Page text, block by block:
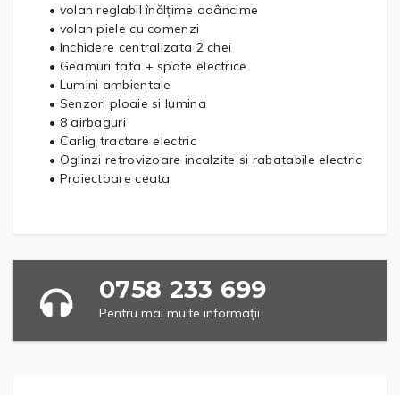
• volan reglabil înălțime adâncime
• volan piele cu comenzi
• Inchidere centralizata 2 chei
• Geamuri fata + spate electrice
• Lumini ambientale
• Senzori ploaie si lumina
• 8 airbaguri
• Carlig tractare electric
• Oglinzi retrovizoare incalzite si rabatabile electric
• Proiectoare ceata
0758 233 699
Pentru mai multe informații